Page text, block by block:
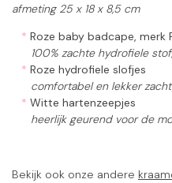
afmeting 25 x 18 x 8,5 cm
* Roze baby badcape, merk
100% zachte hydrofiele
* Roze hydrofiele slofjes
comfortabel en lekker
* Witte hartenzeepjes
heerlijk geurend voor de
Bekijk ook onze andere